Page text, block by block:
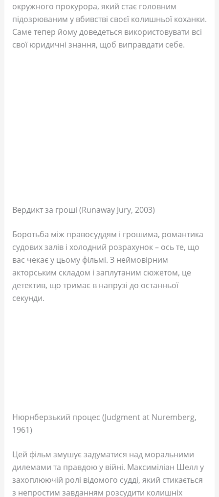
окружного прокурора, який стає головним
підозрюваним у вбивстві своєї колишньої коханки.
Саме тепер йому доведеться використовувати всі
свої юридичні знання, щоб виправдати себе.
Вердикт за гроші (Runaway Jury, 2003)
Боротьба між правосуддям і грошима, романтика
судових залів і холодний розрахунок – ось те, що
вас чекає у цьому фільмі. З неймовірним
акторським складом і заплутаним сюжетом, це
детектив, що тримає в напрузі до останньої
секунди.
Нюрнберзький процес (Judgment at Nuremberg,
1961)
Цей фільм змушує задуматися над моральними
дилемами та правдою у війні. Максиміліан Шелл у
захоплюючій ролі відомого судді, який стикається
з непростим завданням розсудити колишніх